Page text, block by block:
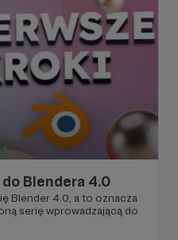
Blendera 4.0
Blender 4.0, a to oznacza
serię wprowadzającą do